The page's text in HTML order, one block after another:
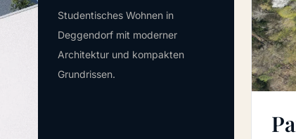
Studentisches Wohnen in
Deggendorf mit moderner
Architektur und kompakten
Grundrissen.